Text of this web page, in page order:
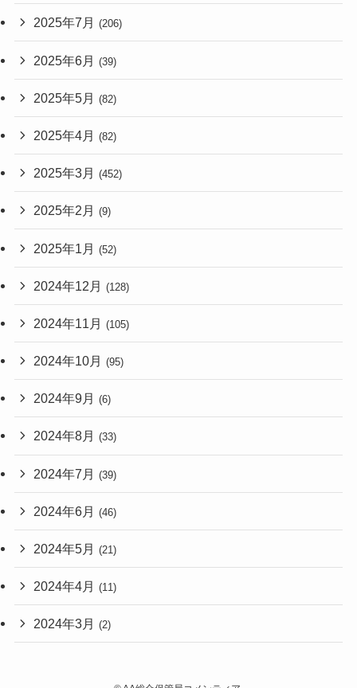
2025年7月 (206)
2025年6月 (39)
2025年5月 (82)
2025年4月 (82)
2025年3月 (452)
2025年2月 (9)
2025年1月 (52)
2024年12月 (128)
2024年11月 (105)
2024年10月 (95)
2024年9月 (6)
2024年8月 (33)
2024年7月 (39)
2024年6月 (46)
2024年5月 (21)
2024年4月 (11)
2024年3月 (2)